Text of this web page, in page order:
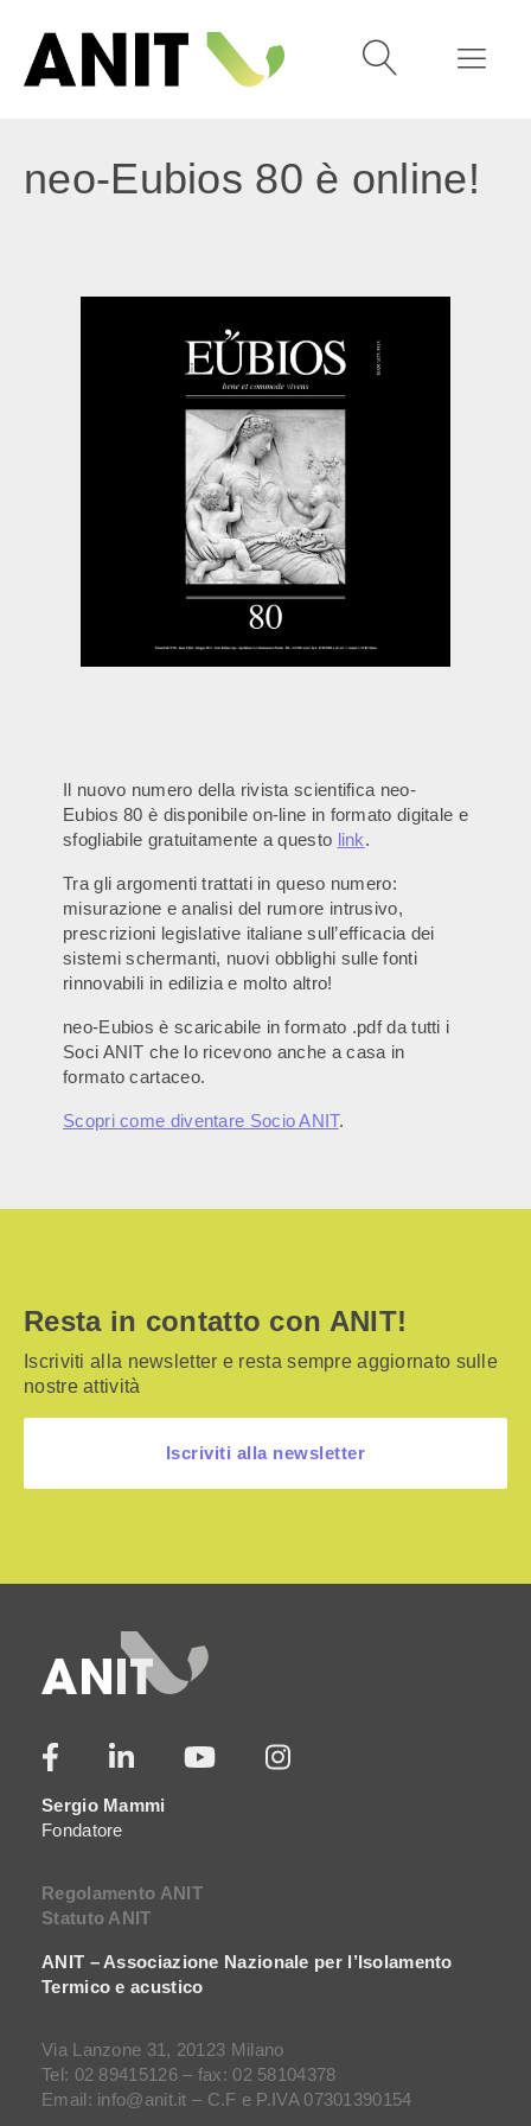
neo-Eubios 80 è online!
Il nuovo numero della rivista scientifica neo-
Eubios 80 è disponibile on-line in formato digitale e
sfogliabile gratuitamente a questo link.
Tra gli argomenti trattati in queso numero:
misurazione e analisi del rumore intrusivo,
prescrizioni legislative italiane sull’efficacia dei
sistemi schermanti, nuovi obblighi sulle fonti
rinnovabili in edilizia e molto altro!
neo-Eubios è scaricabile in formato .pdf da tutti i
Soci ANIT che lo ricevono anche a casa in
formato cartaceo.
Scopri come diventare Socio ANIT.
Resta in contatto con ANIT!
Iscriviti alla newsletter e resta sempre aggiornato sulle
nostre attività
Iscriviti alla newsletter
Sergio Mammi
Fondatore
Regolamento ANIT
Statuto ANIT
ANIT – Associazione Nazionale per l’Isolamento
Termico e acustico
Via Lanzone 31, 20123 Milano
Tel: 02 89415126 – fax: 02 58104378
Email: info@anit.it – C.F e P.IVA 07301390154